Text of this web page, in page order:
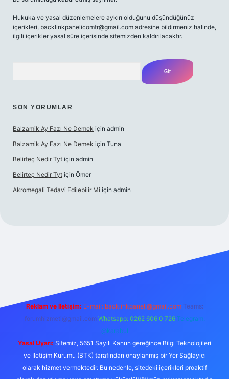
Hukuka ve yasal düzenlemelere aykırı olduğunu düşündüğünüz
içerikleri, backlinkpanelicomtr@gmail.com adresine bildirmeniz halinde,
ilgili içerikler yasal süre içerisinde sitemizden kaldırılacaktır.
SON YORUMLAR
Balzamik Ay Fazı Ne Demek için admin
Balzamik Ay Fazı Ne Demek için Tuna
Belirteç Nedir Tyt için admin
Belirteç Nedir Tyt için Ömer
Akromegali Tedavi Edilebilir Mi için admin
Reklam ve İletişim: E-mail: backlinkpaneli@gmail.com Teams:
forumhizmeti@gmail.com Whatsapp: 0262 606 0 726 Telegram:
@karabul
Yasal Uyarı: Sitemiz, 5651 Sayılı Kanun gereğince Bilgi Teknolojileri
ve İletişim Kurumu (BTK) tarafından onaylanmış bir Yer Sağlayıcı
olarak hizmet vermektedir. Bu nedenle, sitedeki içerikleri proaktif